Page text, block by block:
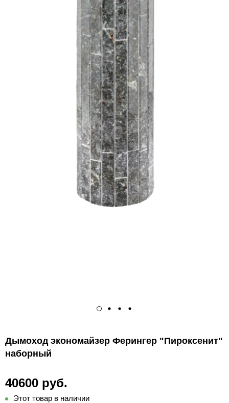
Дымоход экономайзер Ферингер "Пироксенит"
наборный
40600 руб.
Этот товар в наличии